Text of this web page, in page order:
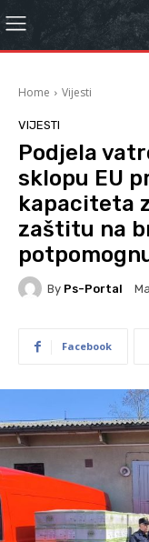
Home Vijesti
VIJESTI
Podjela
sklopu EU
kapaciteta
zaštitu na
By Ps-Portal
Facebook